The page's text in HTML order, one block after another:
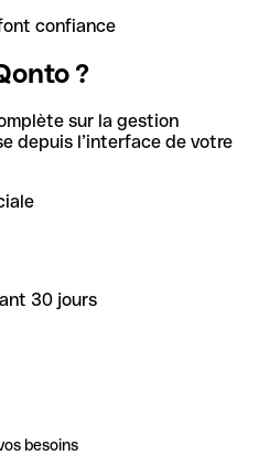
confiance
?
sur la gestion
depuis l’interface de votre
30 jours
besoins